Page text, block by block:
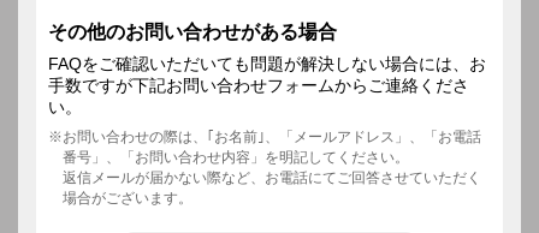
その他のお問い合わせがある場合
FAQをご確認いただいても問題が解決しない場合には、お
手数ですが下記お問い合わせフォームからご連絡くださ
い。
お問い合わせの際は、｢お名前｣、「メールアドレス」、「お電話
番号」、「お問い合わせ内容」を明記してください。
返信メールが届かない際など、お電話にてご回答させていただく
場合がございます。